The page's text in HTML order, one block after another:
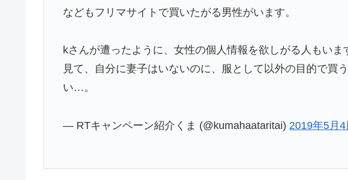
などもフリマサイトで買いたがる男性がいます。
kさんが遭ったように、女性の個人情報を欲しがる人もい
見て、自分に妻子はいないのに、服として以外の目的で買
い…。
— RTキャンペーン紹介くま (@kumahaataritai) 2019年5月4